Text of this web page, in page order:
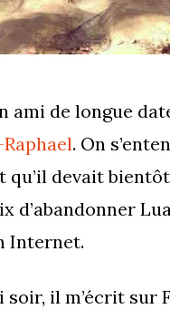
ami de longue
. On
qu’il devait
d’abandonner
Internet.
il m’écrit sur